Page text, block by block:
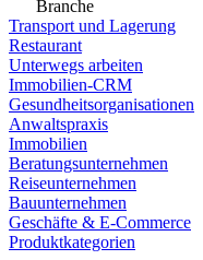
Branche
Transport und Lagerung
Restaurant
Unterwegs arbeiten
Immobilien-CRM
Gesundheitsorganisationen
Anwaltspraxis
Immobilien
Beratungsunternehmen
Reiseunternehmen
Bauunternehmen
Geschäfte & E-Commerce
Produktkategorien